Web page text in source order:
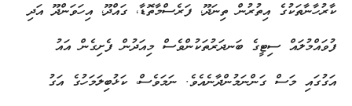
ކާރުހާނާތަކުގެ އިތުރުން ތިނަދޫ، ފަރެސްމާތޮޑާ، ގައްދޫ، އިހަވަންދޫ އަދި
ފުވައްމުލައް ސިޓީގެ ބަނދަރުތަކުންވެސް މިއަދުން ފެށިގެން އައު
އަގުގައި މަސް ގަންނަމުންދާނެއެވެ. ނަމަވެސް، ކަޅުބިލަމަހުގެ އަގު